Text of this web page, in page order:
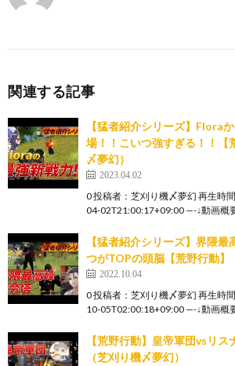
関連する記事
【猛者紹介シリーズ】Flora
場！！こいつ強すぎる！！【
〆夢幻）
2023.04.02
0 投稿者：芝刈り機〆夢幻 再生時
04-02T21:00:17+09:00 —-↓動画
【猛者紹介シリーズ】界隈
つがTOPの頭脳【荒野行動】
2022.10.04
0 投稿者：芝刈り機〆夢幻 再生時
10-05T02:00:18+09:00 —-↓動画
【荒野行動】皇帝軍団vsリ
（芝刈り機〆夢幻）